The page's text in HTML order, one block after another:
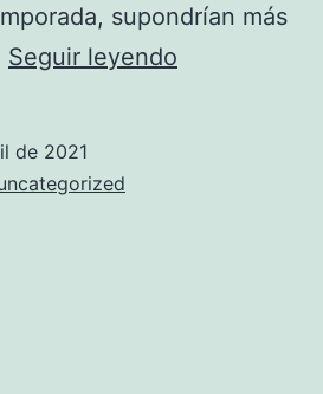
supondrían más
Seguir leyendo
de 2021